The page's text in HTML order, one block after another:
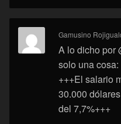
Gamusino
A lo dicho por
solo una cosa:
+++El salario
30.000
del 7,7%+++